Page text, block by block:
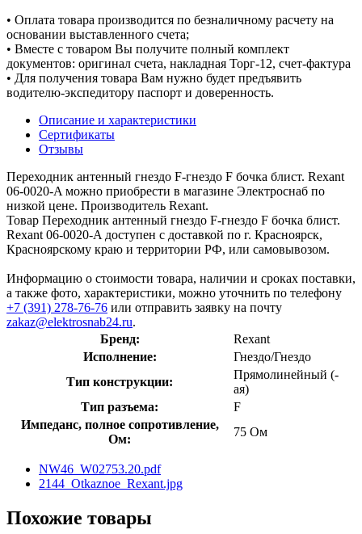
• Оплата товара производится по безналичному расчету на
основании выставленного счета;
• Вместе с товаром Вы получите полный комплект
документов: оригинал счета, накладная Торг-12, счет-фактура
• Для получения товара Вам нужно будет предъявить
водителю-экспедитору паспорт и доверенность.
Описание и характеристики
Сертификаты
Отзывы
Переходник антенный гнездо F-гнездо F бочка блист. Rexant
06-0020-A можно приобрести в магазине Электроснаб по
низкой цене. Производитель Rexant.
Товар Переходник антенный гнездо F-гнездо F бочка блист.
Rexant 06-0020-A доступен с доставкой по г. Красноярск,
Красноярскому краю и территории РФ, или самовывозом.
Информацию о стоимости товара, наличии и сроках поставки,
а также фото, характеристики, можно уточнить по телефону
+7 (391) 278-76-76 или отправить заявку на почту
zakaz@elektrosnab24.ru.
Бренд:
Rexant
Исполнение:
Гнездо/Гнездо
Тип конструкции:
Прямолинейный (-
ая)
Тип разъема:
F
Импеданс, полное сопротивление,
Ом:
75 Ом
NW46_W02753.20.pdf
2144_Otkaznoe_Rexant.jpg
Похожие товары